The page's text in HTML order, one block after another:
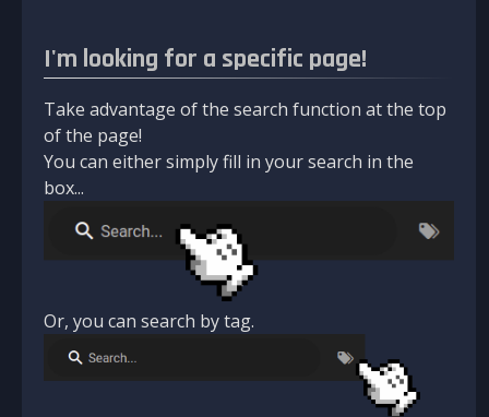
I'm looking for a specific page!
Take advantage of the search function at the top
of the page!
You can either simply fill in your search in the
box...
Or, you can search by tag.